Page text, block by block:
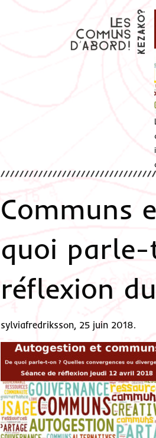
Communs
quoi
réflexion
sylviafredriksson, 25 juin 2018.